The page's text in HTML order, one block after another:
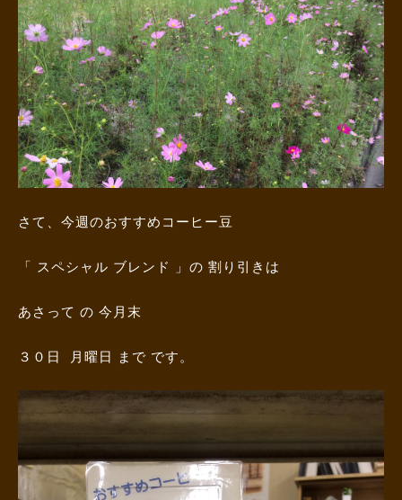
さて、今週のおすすめコーヒー豆
「 スペシャル ブレンド 」の 割り引きは
あさって の 今月末
３０日 月曜日 まで です。